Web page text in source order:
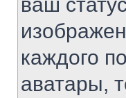
каждого
аватары,